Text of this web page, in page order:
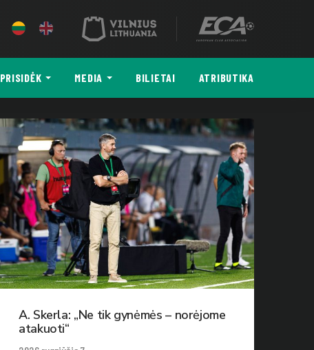
PRISIDĖK MEDIA BILIETAI ATRIBUTIKA
A. Skerla: „Ne tik gynėmės – norėjome
atakuoti“